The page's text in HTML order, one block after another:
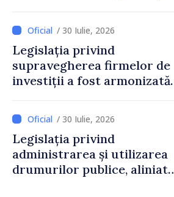
/ 30 Iulie, 2026
Legislația privind
supravegherea firmelor de
investiții a fost armonizată
/ 30 Iulie, 2026
Legislația privind
administrarea și utilizarea
drumurilor publice, aliniată